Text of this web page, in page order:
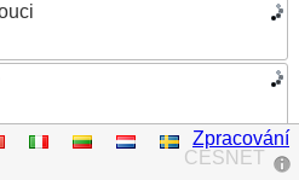
Ostrava
CESNET
Zpracování